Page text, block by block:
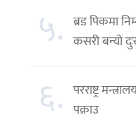
५. ब्रड पिकमा
कसरी बन्यो
६. परराष्ट्र
पक्राउ